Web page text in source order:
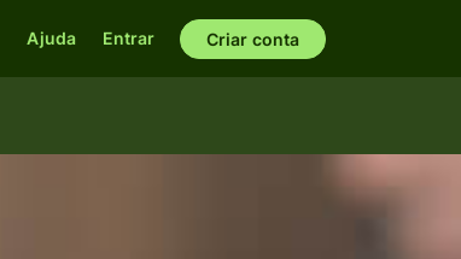
Ajuda Entrar Criar conta